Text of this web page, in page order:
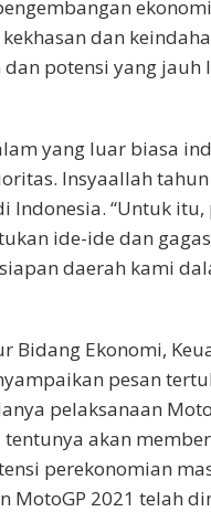
dan
potensi yang jauh
yang luar biasa
Insyaallah
Indonesia. “Untuk
ide-ide dan
daerah kami
Bidang Ekonomi,
pesan
pelaksanaan
akan
perekonomian
MotoGP 2021 telah